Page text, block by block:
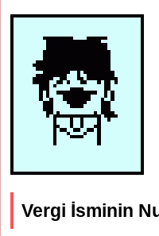
Vergi İsminin